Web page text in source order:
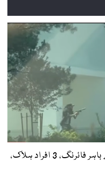
امریکا: فاسٹ فوڈ ریسٹورنٹ کے باہر فائرنگ، 3 افراد ہلاک،